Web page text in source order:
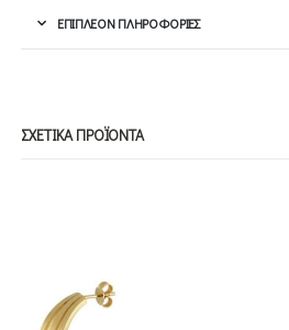
ΕΠΙΠΛΈΟΝ ΠΛΗΡΟΦΟΡΊΕΣ
ΣΧΕΤΙΚΆ ΠΡΟΪΌΝΤΑ